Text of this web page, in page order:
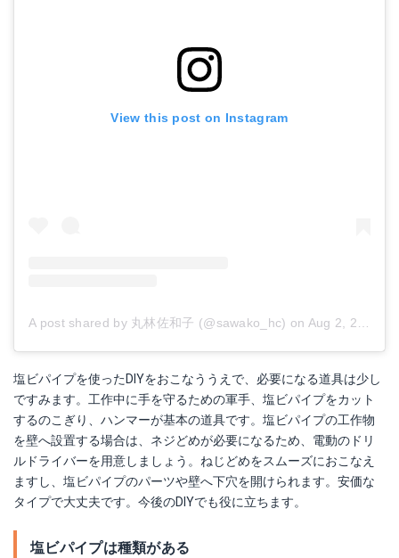
View this post on Instagram
A post shared by 丸林佐和子 (@sawako_hc) on Aug 2, 2017 at 10:00pm PDT
塩ビパイプを使ったDIYをおこなううえで、必要になる道具は少し
ですみます。工作中に手を守るための軍手、塩ビパイプをカット
するのこぎり、ハンマーが基本の道具です。塩ビパイプの工作物
を壁へ設置する場合は、ネジどめが必要になるため、電動のドリ
ルドライバーを用意しましょう。ねじどめをスムーズにおこなえ
ますし、塩ビパイプのパーツや壁へ下穴を開けられます。安価な
タイプで大丈夫です。今後のDIYでも役に立ちます。
塩ビパイプは種類がある